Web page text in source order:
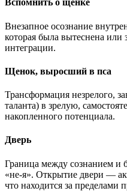
Вспомнить о щенке
Внезапное осознание
которая была вытеснена или
интеграции.
Щенок, выросший в пса
Трансформация незрелого,
таланта) в зрелую,
накопленного потенциала.
Дверь
Граница между сознанием и
«не-я». Открытие двери —
что находится за пределами